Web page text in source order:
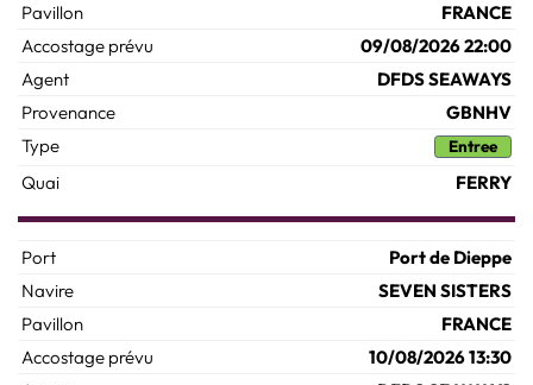
FRANCE
09/08/2026 22:00
DFDS SEAWAYS
GBNHV
Entree
FERRY
Port de Dieppe
SEVEN SISTERS
FRANCE
10/08/2026 13:30